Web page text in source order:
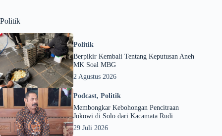
Politik
Politik
Berpikir Kembali Tentang Keputusan Aneh
MK Soal MBG
2 Agustus 2026
Podcast, Politik
Membongkar Kebohongan Pencitraan
Jokowi di Solo dari Kacamata Rudi
29 Juli 2026